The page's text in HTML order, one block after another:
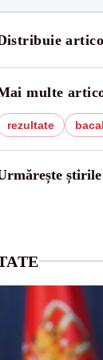
multe
rezultate
știrile